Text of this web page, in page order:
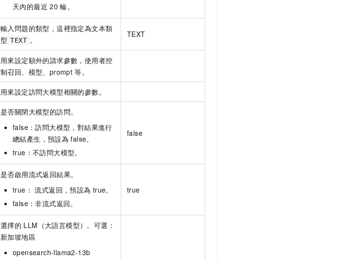
天內的最近 20 輪。
輸入問題的類型，這裡指定為文本類
型 TEXT 。
TEXT
用來設定額外的請求參數，使用者控
制召回、模型、prompt 等。
用來設定訪問大模型相關的參數。
是否關閉大模型的訪問。
false：訪問大模型，對結果進行
總結產生，預設為 false。
true：不訪問大模型。
false
是否啟用流式返回結果。
true： 流式返回，預設為 true。
false：非流式返回。
true
選擇的 LLM（大語言模型）。可選：
新加坡地區
opensearch-llama2-13b